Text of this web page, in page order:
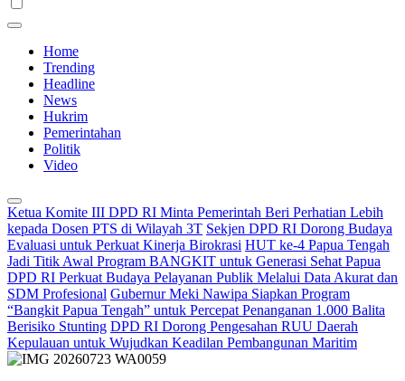
Home
Trending
Headline
News
Hukrim
Pemerintahan
Politik
Video
Ketua Komite III DPD RI Minta Pemerintah Beri Perhatian Lebih
kepada Dosen PTS di Wilayah 3T Sekjen DPD RI Dorong Budaya
Evaluasi untuk Perkuat Kinerja Birokrasi HUT ke-4 Papua Tengah
Jadi Titik Awal Program BANGKIT untuk Generasi Sehat Papua
DPD RI Perkuat Budaya Pelayanan Publik Melalui Data Akurat dan
SDM Profesional Gubernur Meki Nawipa Siapkan Program
“Bangkit Papua Tengah” untuk Percepat Penanganan 1.000 Balita
Berisiko Stunting DPD RI Dorong Pengesahan RUU Daerah
Kepulauan untuk Wujudkan Keadilan Pembangunan Maritim